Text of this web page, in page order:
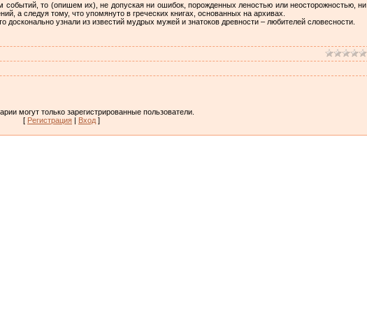
событий, то (опишем их), не допуская ни ошибок, порожденных леностью или неосторожностью, ни
а следуя тому, что упомянуто в греческих книгах, основанных на архивах.
узнали из известий мудрых мужей и знатоков древности – любителей словесности.
могут только зарегистрированные пользователи.
[ Регистрация | Вход ]